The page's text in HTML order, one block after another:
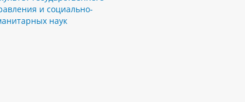
и социально-
наук